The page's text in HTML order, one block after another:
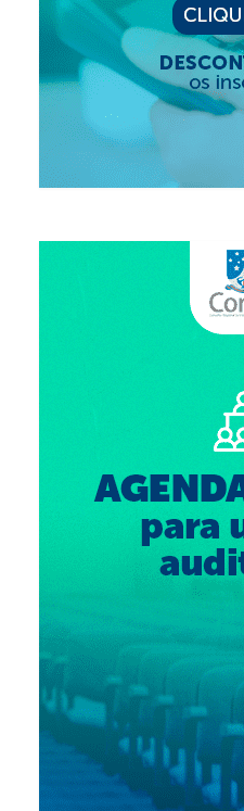
Decisões
Portarias
Resoluções
Desagravo Público
Censura Pública
Suspensão do
Clube de Vantagens
Contatos
Fale Conosco
NEP